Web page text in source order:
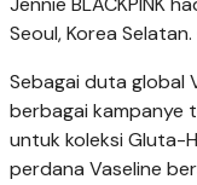
Seoul, Korea
Sebagai duta global
berbagai kampanye
untuk koleksi Gluta-
perdana Vaseline